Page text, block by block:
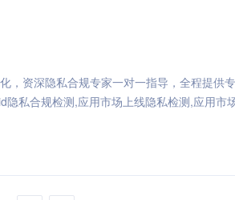
，资深隐私合规专家一对一指导，全程提供
私合规检测,应用市场上线隐私检测,应用市